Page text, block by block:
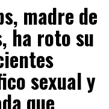
madre de
ha roto su
sexual y
que